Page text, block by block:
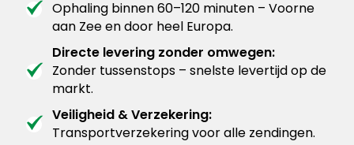
Ophaling binnen 60–120 minuten – Voorne
aan Zee en door heel Europa.
Directe levering zonder omwegen:
Zonder tussenstops – snelste levertijd op de
markt.
Veiligheid & Verzekering:
Transportverzekering voor alle zendingen.